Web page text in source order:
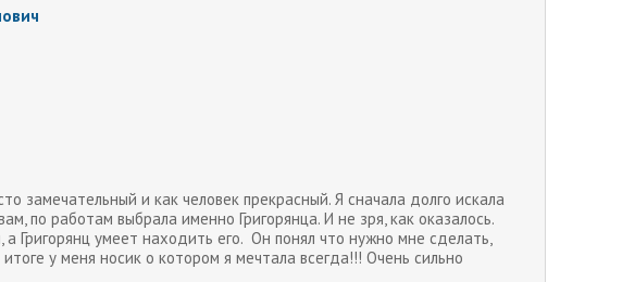
замечательный и как человек прекрасный. Я сначала долго искала
по работам выбрала именно Григорянца. И не зря, как оказалось.
Григорянц умеет находить его. Он понял что нужно мне сделать,
у меня носик о котором я мечтала всегда!!! Очень сильно